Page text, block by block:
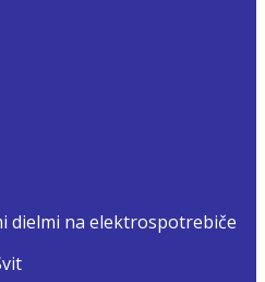
dielmi na elektrospotrebiče